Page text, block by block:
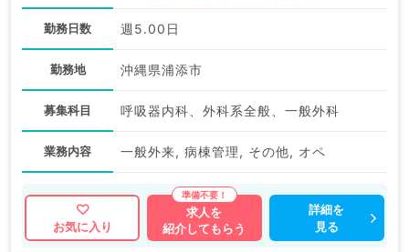
勤務日数 週5.00日
勤務地 沖縄県浦添市
募集科目 呼吸器内科、外科系全般、一般外科
業務内容 一般外来, 病棟管理, その他, オペ
お気に入り
求人を
紹介してもらう
詳細を
見る